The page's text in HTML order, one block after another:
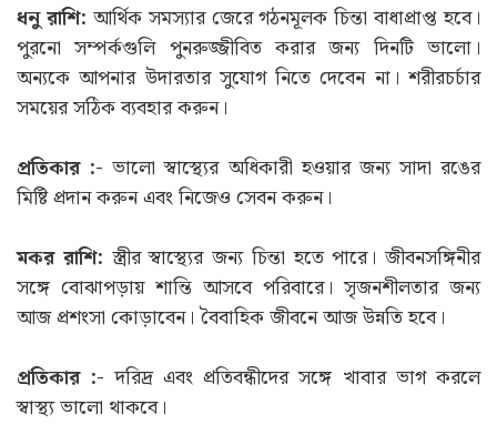
ধনু রাশি: আর্থিক সমস্যার জেরে গঠনমূলক চিন্তা বাধাপ্রাপ্ত হবে।
পুরনো সম্পর্কগুলি পুনরুজ্জীবিত করার জন্য দিনটি ভালো।
অন্যকে আপনার উদারতার সুযোগ নিতে দেবেন না। শরীরচর্চার
সময়ের সঠিক ব্যবহার করুন।
প্রতিকার :- ভালো স্বাস্থ্যের অধিকারী হওয়ার জন্য সাদা রঙের
মিষ্টি প্রদান করুন এবং নিজেও সেবন করুন।
মকর রাশি: স্ত্রীর স্বাস্থ্যের জন্য চিন্তা হতে পারে। জীবনসঙ্গিনীর
সঙ্গে বোঝাপড়ায় শান্তি আসবে পরিবারে। সৃজনশীলতার জন্য
আজ প্রশংসা কোড়াবেন। বৈবাহিক জীবনে আজ উন্নতি হবে।
প্রতিকার :- দরিদ্র এবং প্রতিবন্ধীদের সঙ্গে খাবার ভাগ করলে
স্বাস্থ্য ভালো থাকবে।